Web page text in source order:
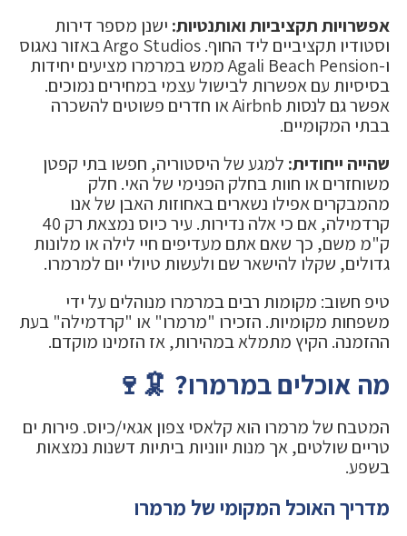
אפשרויות תקציביות ואותנטיות: ישנן מספר דירות
וסטודיו תקציביים ליד החוף. Argo Studios באזור נאגוס
ו-Agali Beach Pension ממש במרמרו מציעים יחידות
בסיסיות עם אפשרות לבישול עצמי במחירים נמוכים.
אפשר גם לנסות Airbnb או חדרים פשוטים להשכרה
בבתי המקומיים.
שהייה ייחודית: למגע של היסטוריה, חפשו בתי קפטן
משוחזרים או חוות בחלק הפנימי של האי. חלק
מהמבקרים אפילו נשארים באחוזות האבן של אנו
קרדמילה, אם כי אלה נדירות. עיר כיוס נמצאת רק 40
ק"מ משם, כך שאם אתם מעדיפים חיי לילה או מלונות
גדולים, שקלו להישאר שם ולעשות טיולי יום למרמרו.
טיפ חשוב: מקומות רבים במרמרו מנוהלים על ידי
משפחות מקומיות. הזכירו "מרמרו" או "קרדמילה" בעת
ההזמנה. הקיץ מתמלא במהירות, אז הזמינו מוקדם.
מה אוכלים במרמרו? 🦑🍷
המטבח של מרמרו הוא קלאסי צפון אגאי/כיוס. פירות ים
טריים שולטים, אך מנות יווניות ביתיות דשנות נמצאות
בשפע.
מדריך האוכל המקומי של מרמרו